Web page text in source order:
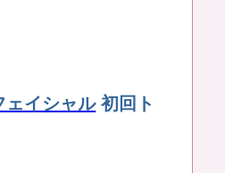
ェイシャル 初回ト